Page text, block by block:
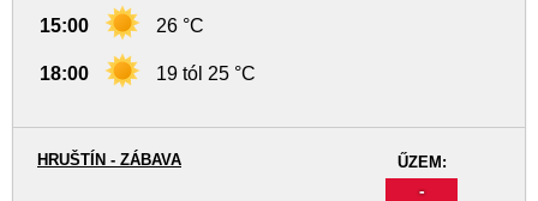
15:00 26 °C
18:00 19 tól 25 °C
ŰZEM:
-
HRUŠTÍN - ZÁBAVA